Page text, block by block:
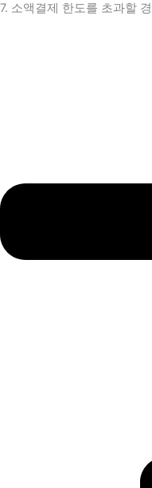
7. 소액결제 한도를 초과할